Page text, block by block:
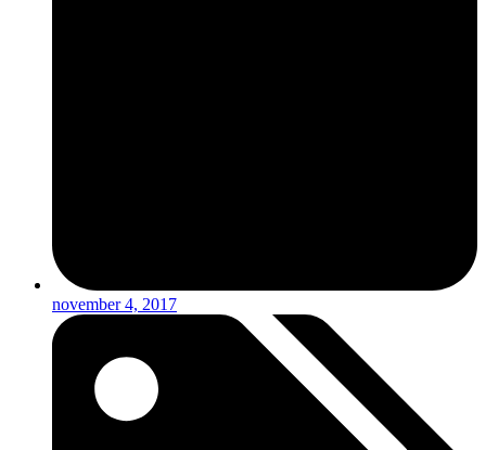
november 4, 2017